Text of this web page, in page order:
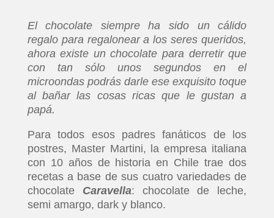
El chocolate siempre ha sido un cálido
regalo para regalonear a los seres queridos,
ahora existe un chocolate para derretir que
con tan sólo unos segundos en el
microondas podrás darle ese exquisito toque
al bañar las cosas ricas que le gustan a
papá.
Para todos esos padres fanáticos de los
postres, Master Martini, la empresa italiana
con 10 años de historia en Chile trae dos
recetas a base de sus cuatro variedades de
chocolateCaravella: chocolate de leche,
semi amargo, dark y blanco.